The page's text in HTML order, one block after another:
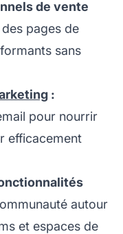
de vente
pages de
sans
:
pour nourrir
efficacement
autour
et espaces de